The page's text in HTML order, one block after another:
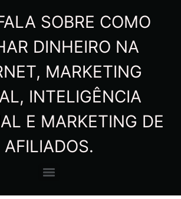
SOBRE COMO
DINHEIRO NA
MARKETING
INTELIGÊNCIA
E MARKETING DE
AFILIADOS.